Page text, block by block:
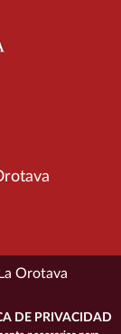
Orotava
DE PRIVACIDAD